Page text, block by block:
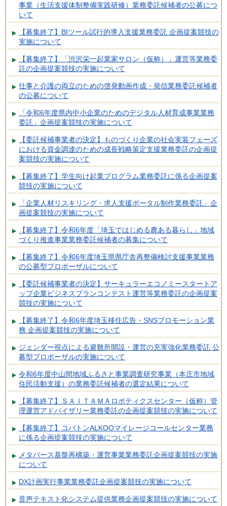
事業（生活支援体制整備実践研修）業務委託候補者の公募につ
いて
【募集終了】BIツール試行的導入支援業務委託 企画提案競技の
実施について
【募集終了】「渋沢栄一起業家サロン（仮称）」運営等業務委
託の企画提案競技の実施について
仕事と介護の両立のための啓発動画作成・発信業務委託候補者
の公募について
「令和6年度県内中小企業のためのデジタル人材育成事業業務
委託」企画提案競技の実施について
【委託候補事業者の決定】ものづくり企業の社会実装フェーズ
における資金調達のための成長戦略策定支援業務委託の企画提
案競技の実施について
【募集終了】学生向け起業プログラム業務委託に係る企画提案
競技の実施について
「企業人材リスキリング・求人支援ポータル制作業務委託」企
画提案競技の実施について
【募集終了】令和6年度「埼玉ではじめる農ある暮らし」地域
づくり推進事業業務委託候補者の募集について
【募集終了】令和6年度埼玉県県庁舎再整備検討支援事業業務
の公募型プロポーザルについて
【委託候補事業者の決定】サーキュラーエコノミースタートア
ップ企業ビジネスプランコンテスト運営等業務委託の企画提案
競技の実施について
【募集終了】令和6年度埼玉移住広告・SNSプロモーション業
務 企画提案競技の実施について
ジェンダー視点による避難所開設・運営の充実強化業務委託 公
募型プロポーザルの実施について
令和6年度中山間地域ふるさと事業調査研究事業（本庄市地域
住民活動支援）の業務委託候補者の選定結果について
【募集終了】ＳＡＩＴＡＭＡロボティクスセンター（仮称）管
理運営アドバイザリー業務委託の企画提案競技の実施について
【募集終了】コバトンALKOOマイレージコールセンター業務
に係る企画提案競技の実施について
メタバース基盤再構築・運営事業業務委託企画提案競技の実施
について
DX計画実行事業業務委託企画提案競技の実施について
音声テキスト化システム提供業務企画提案競技の実施について